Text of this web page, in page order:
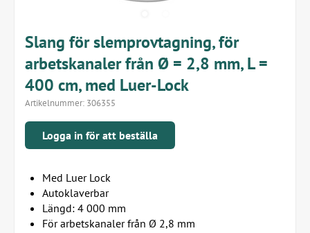
Slang för slemprovtagning, för
arbetskanaler från Ø = 2,8 mm, L =
400 cm, med Luer-Lock
Artikelnummer: 306355
Logga in för att beställa
Med Luer Lock
Autoklaverbar
Längd: 4 000 mm
För arbetskanaler från Ø 2,8 mm